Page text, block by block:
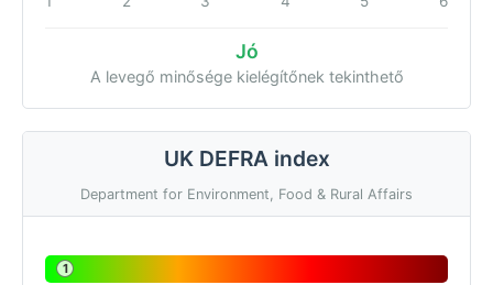
Jó
A levegő minősége kielégítőnek tekinthető
UK DEFRA index
Department for Environment, Food & Rural Affairs
1